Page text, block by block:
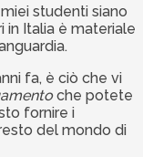
studenti siano
in Italia è materiale
fa, è ciò che vi
che potete
fornire i
del mondo di